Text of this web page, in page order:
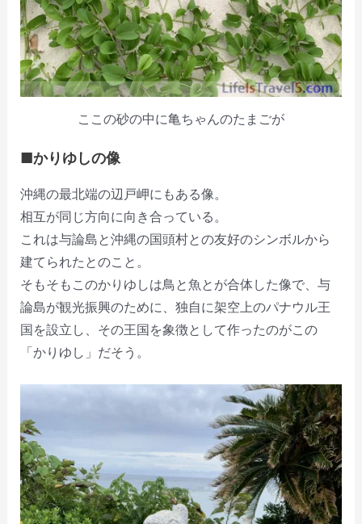
ここの砂の中に亀ちゃんのたまごが
■かりゆしの像
沖縄の最北端の辺戸岬にもある像。
相互が同じ方向に向き合っている。
これは与論島と沖縄の国頭村との友好のシンボルから
建てられたとのこと。
そもそもこのかりゆしは鳥と魚とが合体した像で、与
論島が観光振興のために、独自に架空上のパナウル王
国を設立し、その王国を象徴として作ったのがこの
「かりゆし」だそう。